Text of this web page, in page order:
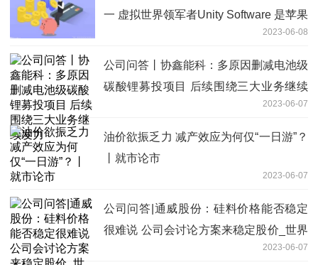
一 虚拟世界领军者Unity Software 是苹果
Vision Pro的最大受益者？| 从华尔街到
陆家嘴
2023-06-08
公司问答丨协鑫能科：多原因删减电池级
碳酸锂募投项目 后续围绕三大业务继续
2023-06-07
油价欲振乏力 减产效应为何仅“一日游”？
丨就市论市
2023-06-07
公司问答|通威股份：硅料价格能否稳定
很难说 公司会讨论方案来稳定股价_世界
2023-06-07